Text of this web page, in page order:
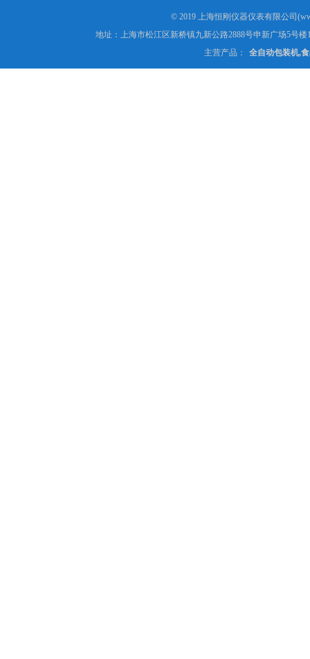
© 2019 上海恒刚仪器仪表有限公司
地址：上海市松江区新桥镇九新公路2888号申新广场5号楼
主营产品：
全自动包装机,